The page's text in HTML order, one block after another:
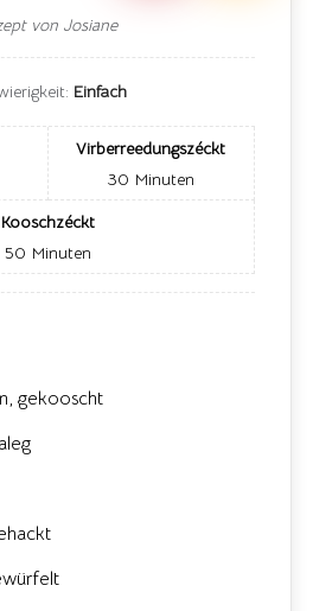
von Josiane
Einfach
Virberreedungszéckt
30 Minuten
Kooschzéckt
50 Minuten
gekooscht